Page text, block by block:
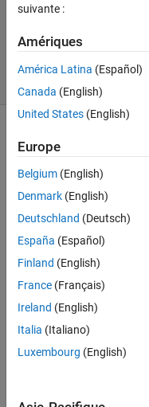
Hill
9 solvers
a
rotation
matrix,
the
Euler
Angles
output
[phi,theta,psi].
suivante :
Amériques
América Latina (Español)
Canada (English)
United States (English)
Europe
Belgium (English)
Denmark (English)
Deutschland (Deutsch)
España (Español)
Finland (English)
France (Français)
Ireland (English)
Italia (Italiano)
Luxembourg (English)